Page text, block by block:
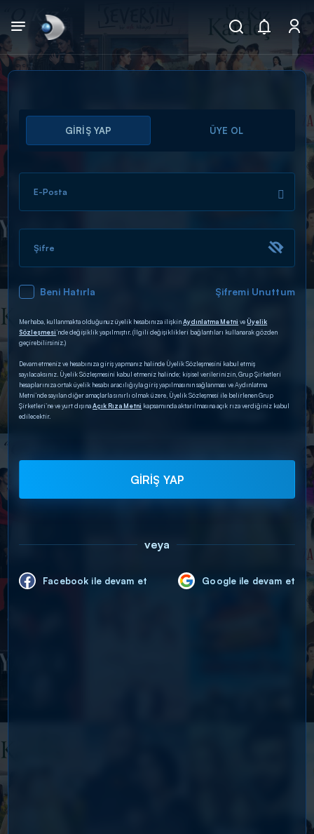
Arama
ARAMA SONUÇLARI
DİĞER SONUÇLAR
GİRİŞ YAP ÜYE OL
E-Posta
Şifre
Beni Hatırla Şifremi Unuttum
Merhaba, kullanmakta olduğunuz üyelik hesabınıza ilişkinAydınlatma Metni veÜyelik
Sözleşmesi’nde değişiklik yapılmıştır. (İlgili değişiklikleri bağlantıları kullanarak gözden
geçirebilirsiniz.)
Devam etmeniz ve hesabınıza giriş yapmanız halinde Üyelik Sözleşmesini kabul etmiş
sayılacaksınız. Üyelik Sözleşmesini kabul etmeniz halinde; kişisel verilerinizin, Grup Şirketleri
hesaplarınıza ortak üyelik hesabı aracılığıyla giriş yapılmasının sağlanması ve Aydınlatma
Metni’nde sayılan diğer amaçlarla sınırlı olmak üzere, Üyelik Sözleşmesi ile belirlenen Grup
Şirketleri’ne ve yurt dışınaAçık Rıza Metni kapsamında aktarılmasına açık rıza verdiğiniz kabul
edilecektir.
GİRİŞ YAP
veya
Facebook ile devam et Google ile devam et